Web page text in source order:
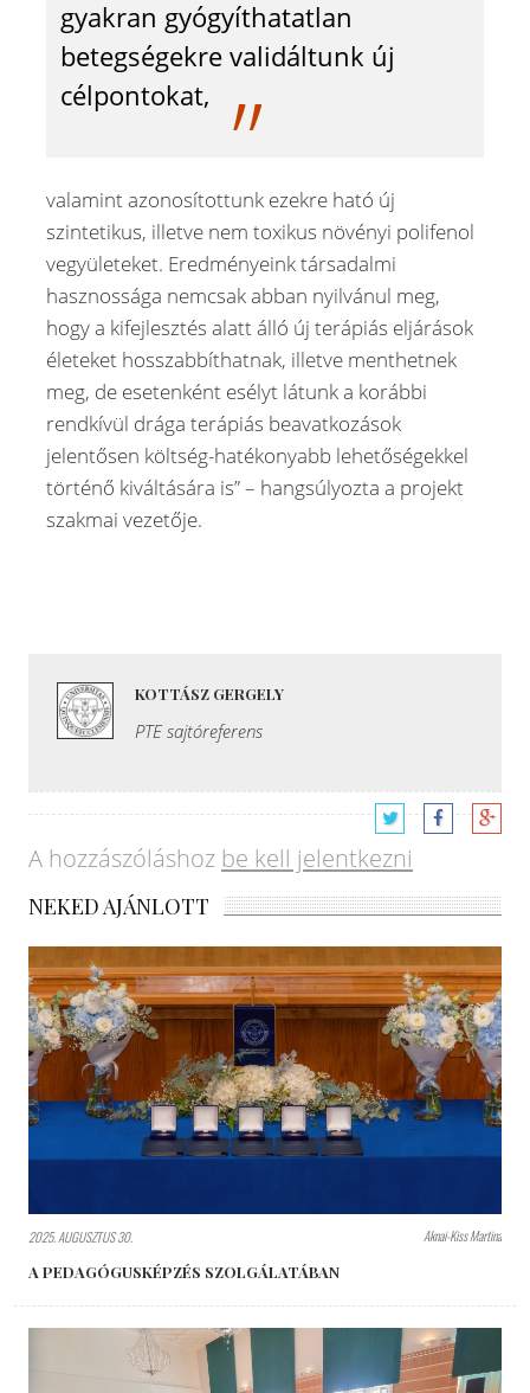
gyakran gyógyíthatatlan
betegségekre validáltunk új
célpontokat,
valamint azonosítottunk ezekre ható új
szintetikus, illetve nem toxikus növényi polifenol
vegyületeket. Eredményeink társadalmi
hasznossága nemcsak abban nyilvánul meg,
hogy a kifejlesztés alatt álló új terápiás eljárások
életeket hosszabbíthatnak, illetve menthetnek
meg, de esetenként esélyt látunk a korábbi
rendkívül drága terápiás beavatkozások
jelentősen költség-hatékonyabb lehetőségekkel
történő kiváltására is” – hangsúlyozta a projekt
szakmai vezetője.
KOTTÁSZ GERGELY
PTE sajtóreferens
A hozzászóláshoz be kell jelentkezni
NEKED AJÁNLOTT
2025. AUGUSZTUS 30. Aknai-Kiss Martina
A PEDAGÓGUSKÉPZÉS SZOLGÁLATÁBAN